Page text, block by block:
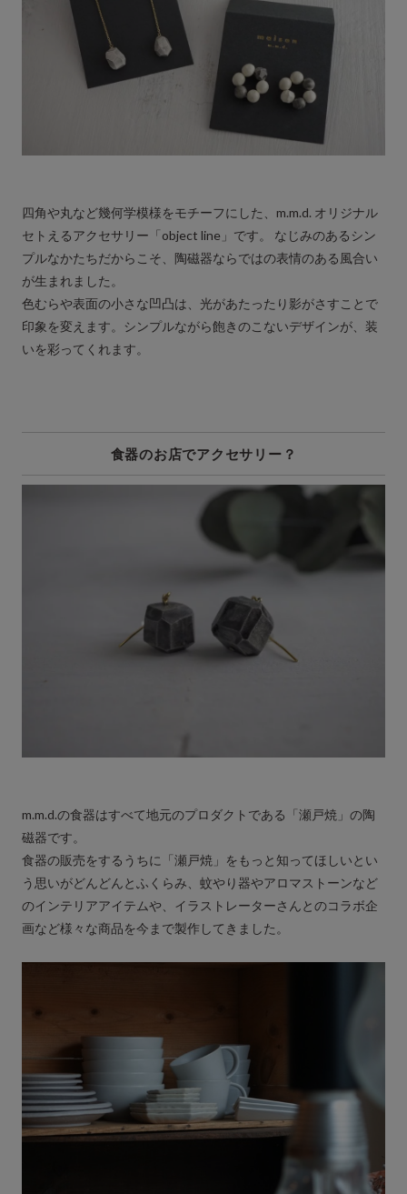
四角や丸など幾何学模様をモチーフにした、m.m.d. オリジナル
セトえるアクセサリー「object line」です。 なじみのあるシン
プルなかたちだからこそ、陶磁器ならではの表情のある風合い
が生まれました。
色むらや表面の小さな凹凸は、光があたったり影がさすことで
印象を変えます。シンプルながら飽きのこないデザインが、装
いを彩ってくれます。
食器のお店でアクセサリー？
m.m.d.の食器はすべて地元のプロダクトである「瀬戸焼」の陶
磁器です。
食器の販売をするうちに「瀬戸焼」をもっと知ってほしいとい
う思いがどんどんとふくらみ、蚊やり器やアロマストーンなど
のインテリアアイテムや、イラストレーターさんとのコラボ企
画など様々な商品を今まで製作してきました。